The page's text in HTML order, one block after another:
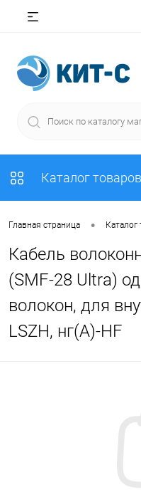
Каталог товаров
Главная страница • Каталог
Кабель
(SMF-28 Ultra)
волокон, для
LSZH, нг(А)-HF